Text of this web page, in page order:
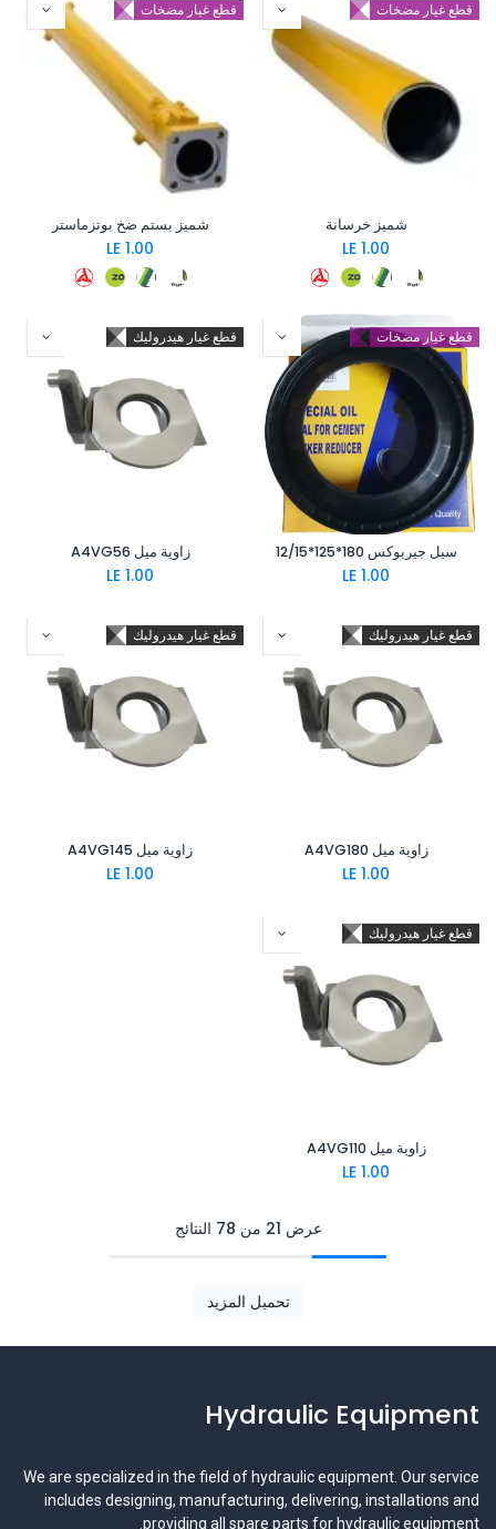
قطع غيار مضخات
شميز خرسانة
1.00
قطع غيار مضخات
شميز بستم ضخ بوتزماستر
1.00
قطع غيار مضخات
سيل جيربوكس 180*125*12/15
1.00
قطع غيار هيدروليك
زاوية ميل A4VG56
1.00
قطع غيار هيدروليك
زاوية ميل A4VG180
1.00
قطع غيار هيدروليك
زاوية ميل A4VG145
1.00
قطع غيار هيدروليك
زاوية ميل A4VG110
1.00
عرض 21 من 78 النتائج
تحميل المزيد
Hydraulic Equipment
We are specialized in the field of hydraulic equipment. Our service
includes designing, manufacturing, delivering, installations and
providing all spare parts for hydraulic equipment.